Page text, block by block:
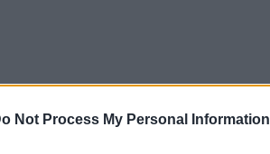
Not Process My Personal Information